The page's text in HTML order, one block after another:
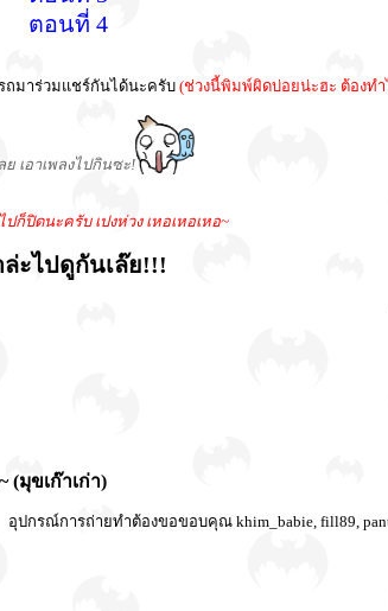
ตอนที่ 4
ถมาร่วมแชร์กันได้นะครับ (ช่วงนี้พิมพ์ผิดบ่อยน่ะฮะ ต้องทำ
ย เอาเพลงไปกินซะ!
ก็ปิดนะครับ เปงห่วง เหอเหอเหอ~
ล่ะไปดูกันเล๊ย!!!
(มุขเก๊าเก่า)
อุปกรณ์การถ่ายทำต้องขอขอบคุณ khim_babie, fill89,